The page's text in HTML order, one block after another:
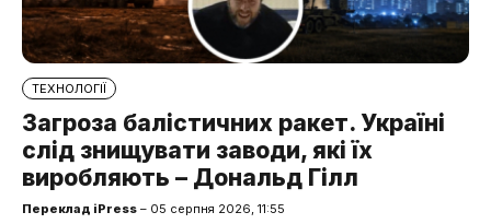
ТЕХНОЛОГІЇ
Загроза балістичних ракет. Україні
слід знищувати заводи, які їх
виробляють – Дональд Гілл
Переклад iPress – 05 серпня 2026, 11:55